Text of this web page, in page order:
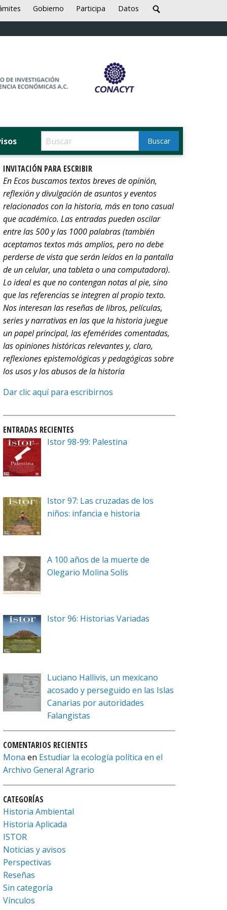
Gobierno Participa Datos
INVITACIÓN PARA ESCRIBIR
En Ecos buscamos textos breves de opinión,
reflexión y divulgación de asuntos y eventos
relacionados con la historia, más en tono casual
que académico. Las entradas pueden oscilar
entre las 500 y las 1000 palabras (también
aceptamos textos más amplios, pero no debe
perderse de vista que serán leídos en la pantalla
de un celular, una tableta o una computadora).
Lo ideal es que no contengan notas al pie, sino
que las referencias se integren al propio texto.
Nos interesan las reseñas de libros, películas,
series y narrativas en las que la historia juegue
un papel principal, las efemérides comentadas,
las opiniones históricas relevantes y, claro,
reflexiones epistemológicas y pedagógicas sobre
los usos y los abusos de la historia
Dar clic aquí para escribirnos
ENTRADAS RECIENTES
Istor 98-99: Palestina
Istor 97: Las cruzadas de los
niños: infancia e historia
A 100 años de la muerte de
Olegario Molina Solís
Istor 96: Historias Variadas
Luciano Hallivis, un mexicano
acosado y perseguido en las Islas
Canarias por autoridades
Falangistas
COMENTARIOS RECIENTES
Mona en Estudiar la ecología política en el
Archivo General Agrario
CATEGORÍAS
Historia Ambiental
Historia Aplicada
ISTOR
Noticias y avisos
Perspectivas
Reseñas
Sin categoría
Vínculos